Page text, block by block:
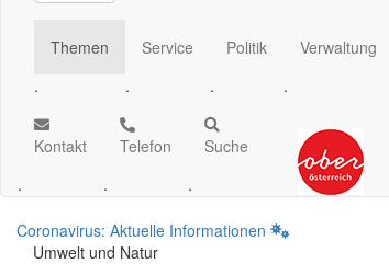
Themen
.
Service
.
Politik
.
Verwaltung
.
Kontakt
.
Telefon
.
Suche
.
Coronavirus: Aktuelle Informationen
Umwelt und Natur